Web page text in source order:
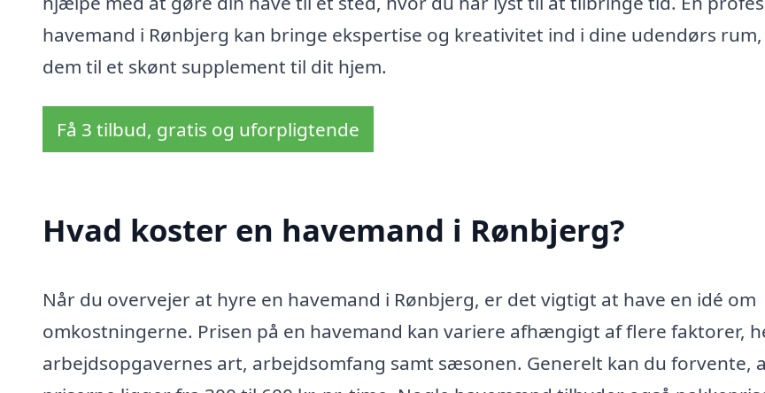
havemand i Rønbjerg kan bringe ekspertise og kreativitet ind i dine udendørs
dem til et skønt supplement til dit hjem.
Få 3 tilbud, gratis og uforpligtende
Hvad koster en havemand i Rønbjerg?
Når du overvejer at hyre en havemand i Rønbjerg, er det vigtigt at have en idé om
omkostningerne. Prisen på en havemand kan variere afhængigt af flere faktorer,
arbejdsopgavernes art, arbejdsomfang samt sæsonen. Generelt kan du forvente,